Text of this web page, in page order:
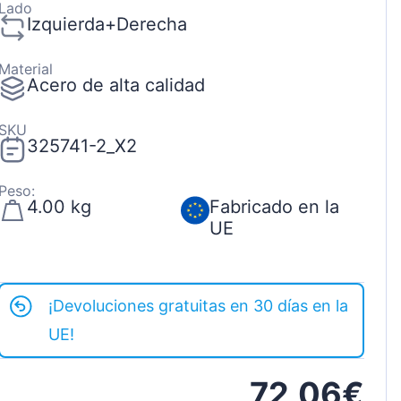
Izquierda+Derecha
Acero de alta calidad
325741-2_X2
4.00 kg
Fabricado en la
UE
¡Devoluciones gratuitas en 30 días en la
UE!